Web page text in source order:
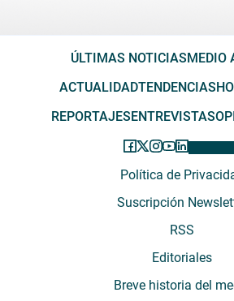
ÚLTIMAS NOTICIASMEDIO
ACTUALIDADTENDENCIAS
REPORTAJESENTREVISTAS
Política de
Suscripción
RSS
Editoriales
Breve historia del